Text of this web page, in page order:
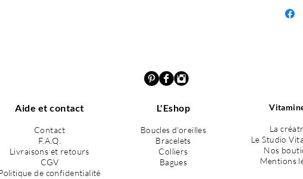
lourdes.
Leur
votre
belle
Aide et contact
Contact
F.A.Q.
Livraisons et retours
CGV
de confidentialité
L'Eshop
Boucles d'oreilles
Bracelets
Colliers
Bagues
La
Le Studio
Nos
Mentions